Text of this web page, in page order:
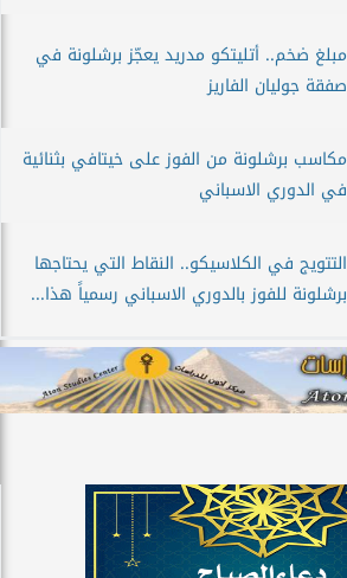
مبلغ ضخم.. أتليتكو مدريد يعجّز برشلونة في
صفقة جوليان الفاريز
مكاسب برشلونة من الفوز على خيتافي بثنائية
في الدوري الاسباني
التتويج في الكلاسيكو.. النقاط التي يحتاجها
برشلونة للفوز بالدوري الاسباني رسمياً هذا...